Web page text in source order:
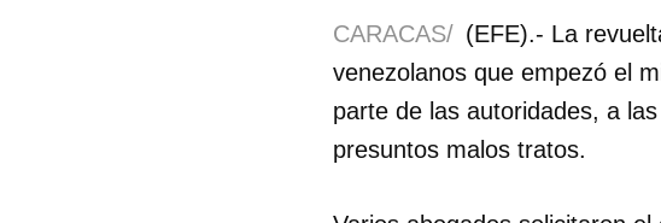
CARACAS/ (EFE).- La
venezolanos que empezó el
parte de las autoridades, a
presuntos malos tratos.